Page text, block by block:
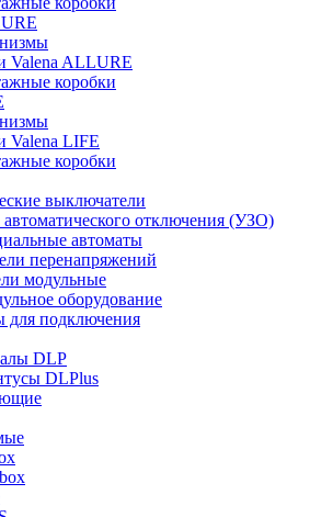
Valena ALLURE
коробки
Valena LIFE
коробки
выключатели
автоматического отключения (УЗО)
автоматы
перенапряжений
модульные
оборудование
для подключения
DLP
DLPlus